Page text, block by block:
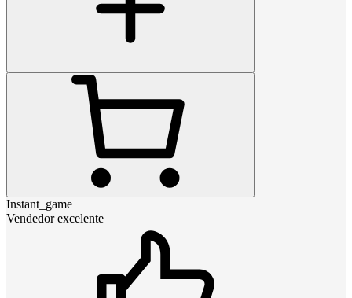
Instant_game
Vendedor excelente